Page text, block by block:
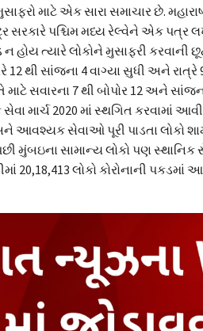
માટે એક સારા સમાચાર છે.
સરકારે પશ્ચિમ મધ્ય રેલ્વેને એક પત્ર
ન હોય ત્યારે લોકોને મુસાફરી
12 થી સાંજના 4 વાગ્યા સુધી અને
માટે સવારના 7 થી બોપોર 12 અને
માર્ચ 2020 માં સ્થગિત કરવામાં
સેવાઓ પૂરી પાડતા લોકો
મુંબઇના સામાન્ય લોકો પણ
20,18,413 લોકો કોરોનાની